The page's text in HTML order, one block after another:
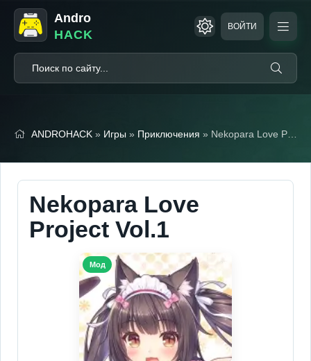
Andro
HACK
ВОЙТИ
ANDROHACK » Игры » Приключения » Nekopara Love Project Vol.1 (Полная версия)
Nekopara Love
Project Vol.1
Мод